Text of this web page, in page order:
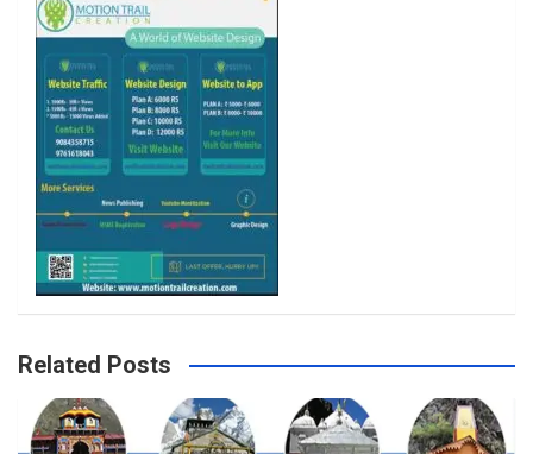
k a
m
Related Posts